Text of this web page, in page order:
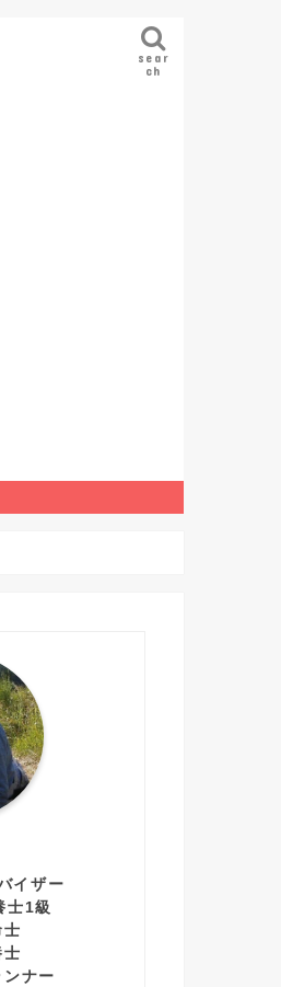
sear
ch
イザー
士1級
士
士
ンナー